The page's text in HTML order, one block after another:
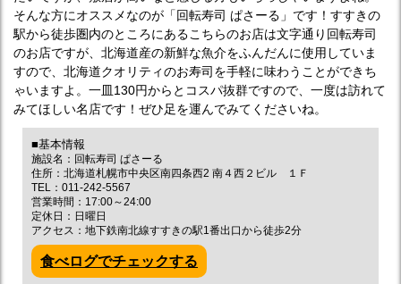
そんな方にオススメなのが「回転寿司 ぱさーる」です！すすきの
駅から徒歩圏内のところにあるこちらのお店は文字通り回転寿司
のお店ですが、北海道産の新鮮な魚介をふんだんに使用していま
すので、北海道クオリティのお寿司を手軽に味わうことができち
ゃいますよ。一皿130円からとコスパ抜群ですので、一度は訪れて
みてほしい名店です！ぜひ足を運んでみてくださいね。
■基本情報
施設名：回転寿司 ぱさーる
住所：北海道札幌市中央区南四条西2 南４西２ビル １Ｆ
TEL：011-242-5567
営業時間：17:00～24:00
定休日：日曜日
アクセス：地下鉄南北線すすきの駅1番出口から徒歩2分
食べログでチェックする